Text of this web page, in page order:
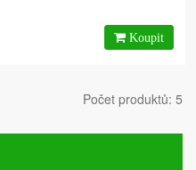
Počet produktů: 5